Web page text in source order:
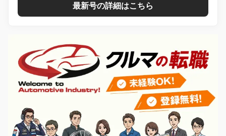
最新号の詳細はこちら